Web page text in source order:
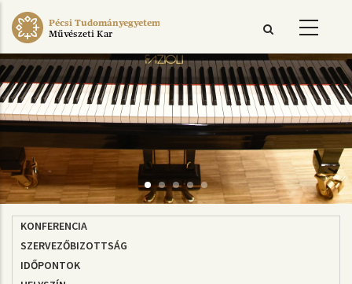
Ugrás
Pécsi Tudományegyetem
Művészeti Kar
KONFERENCIA
KONFERENCIA
SZERVEZŐBIZOTTSÁG
IDŐPONTOK